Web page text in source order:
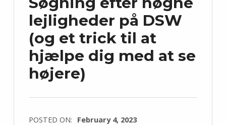
lejligheder på DSW
(og et trick til at
hjælpe dig med at se
højere)
POSTED ON: February 4, 2023